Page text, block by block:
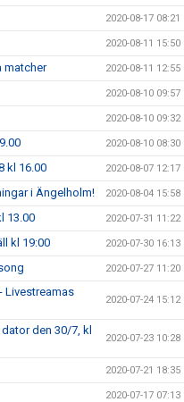
2020-08-17 08:21
2020-08-11 15:50
matcher 2020-08-11 12:55
2020-08-10 09:57
2020-08-10 09:32
2020-08-10 08:30
kl 16.00 2020-08-07 12:17
i Ängelholm! 2020-08-04 15:58
13.00 2020-07-31 11:22
kl 19:00 2020-07-30 16:13
2020-07-27 11:20
Livestreamas
2020-07-24 15:12
den 30/7, kl
2020-07-23 10:28
2020-07-21 18:35
2020-07-17 07:13